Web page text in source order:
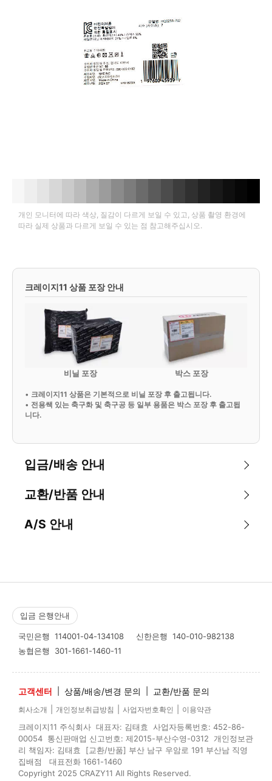
개인 모니터에 따라 색상, 질감이 다르게 보일 수 있고, 상품 촬영 환경에
따라 실제 상품과 다르게 보일 수 있는 점 참고해주십시오.
크레이지11 상품 포장 안내
비닐 포장 박스 포장
• 크레이지11 상품은 기본적으로 비닐 포장 후 출고됩니다.
• 전용쌕 있는 축구화 및 축구공 등 일부 용품은 박스 포장 후 출고됩
니다.
입금/배송 안내
교환/반품 안내
A/S 안내
입금 은행안내
국민은행 114001-04-134108 신한은행 140-010-982138
농협은행 301-1661-1460-11
고객센터 상품/배송/변경 문의 교환/반품 문의
회사소개 개인정보취급방침 사업자번호확인 이용약관
크레이지11 주식회사 대표자: 김태효 사업자등록번호: 452-86-
00054 통신판매업 신고번호: 제2015-부산수영-0312 개인정보관
리 책임자: 김태효 [교환/반품] 부산 남구 우암로 191 부산남 직영
집배점 대표전화 1661-1460
Copyright 2025 CRAZY11 All Rights Reserved.